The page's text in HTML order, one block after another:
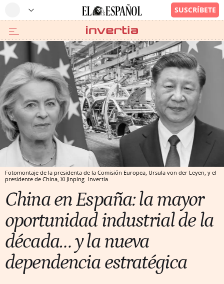
Fotomontaje de la presidenta de la Comisión Europea, Ursula von der Leyen, y el
presidente de China, Xi Jinping Invertia
China en España: la mayor
oportunidad industrial de la
década… y la nueva
dependencia estratégica